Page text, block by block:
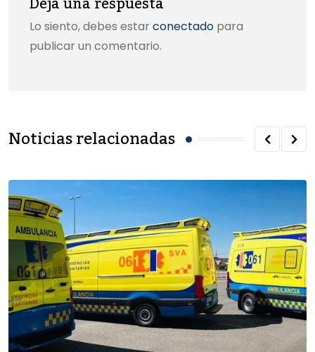
Lo siento, debes estar conectado para
publicar un comentario.
Noticias relacionadas